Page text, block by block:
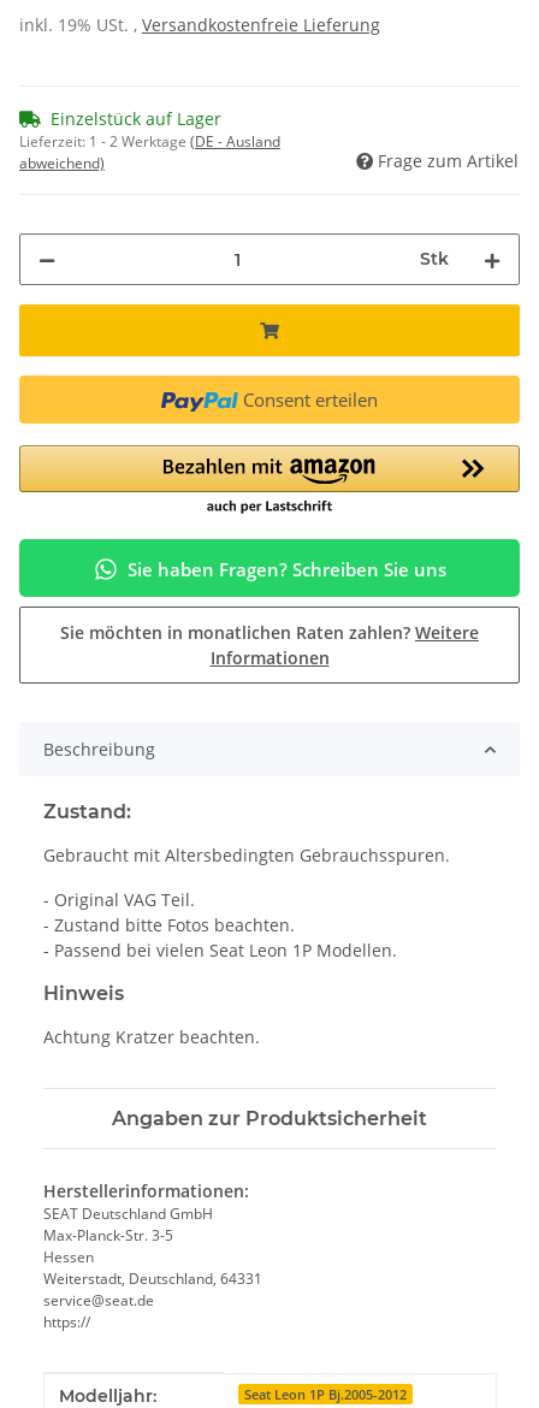
inkl. 19% USt. , Versandkostenfreie Lieferung
Einzelstück auf Lager
Lieferzeit: 1 - 2 Werktage (DE - Ausland
abweichend)
Frage zum Artikel
Stk
Consent erteilen
Sie haben Fragen? Schreiben Sie uns
Sie möchten in monatlichen Raten zahlen? Weitere
Informationen
Beschreibung
Zustand:
Gebraucht mit Altersbedingten Gebrauchsspuren.
- Original VAG Teil.
- Zustand bitte Fotos beachten.
- Passend bei vielen Seat Leon 1P Modellen.
Hinweis
Achtung Kratzer beachten.
Angaben zur Produktsicherheit
Herstellerinformationen:
SEAT Deutschland GmbH
Max-Planck-Str. 3-5
Hessen
Weiterstadt, Deutschland, 64331
service@seat.de
https://
Produkteigenschaft
Wert
Modelljahr: Seat Leon 1P Bj.2005-2012